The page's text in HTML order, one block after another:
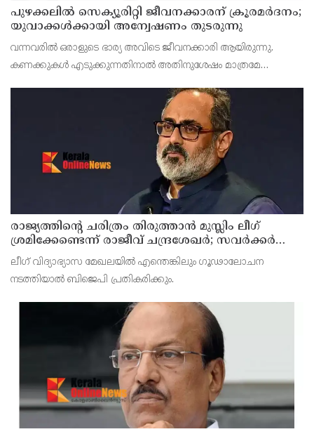
പുഴക്കലില്‍ സെക്യൂരിറ്റി ജീവനക്കാരന് ക്രൂരമര്‍ദനം;
യുവാക്കള്‍ക്കായി അന്വേഷണം തുടരുന്നു
വന്നവരില്‍ ഒരാളുടെ ഭാര്യ അവിടെ ജീവനക്കാരി ആയിരുന്നു.
കണക്കുകള്‍ എടുക്കുന്നതിനാല്‍ അതിനുശേഷം മാത്രമേ
പ്രകോപനമായതോടെയാണ് ക്രൂര മര്‍ദനം ഉണ്ടായത്.
രാജ്യത്തിന്റെ ചരിത്രം തിരുത്താന്‍ മുസ്ലിം ലീഗ്
ശ്രമിക്കേണ്ടെന്ന് രാജീവ് ചന്ദ്രശേഖര്‍; സവര്‍ക്കര്‍
ചോദ്യ വിവാ?ദത്തില്‍ പ്രതികരണം
ലീഗ് വിദ്യാഭ്യാസ മേഖലയില്‍ എന്തെങ്കിലും ഗൂഢാലോചന
നടത്തിയാല്‍ ബിജെപി പ്രതികരിക്കും.